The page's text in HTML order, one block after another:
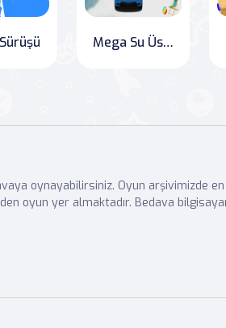
Mega Su Üstü Araba Yarış Oyunu 3D
oynayabilirsiniz. Oyun arşivimizde
oyun yer almaktadır. Bedava